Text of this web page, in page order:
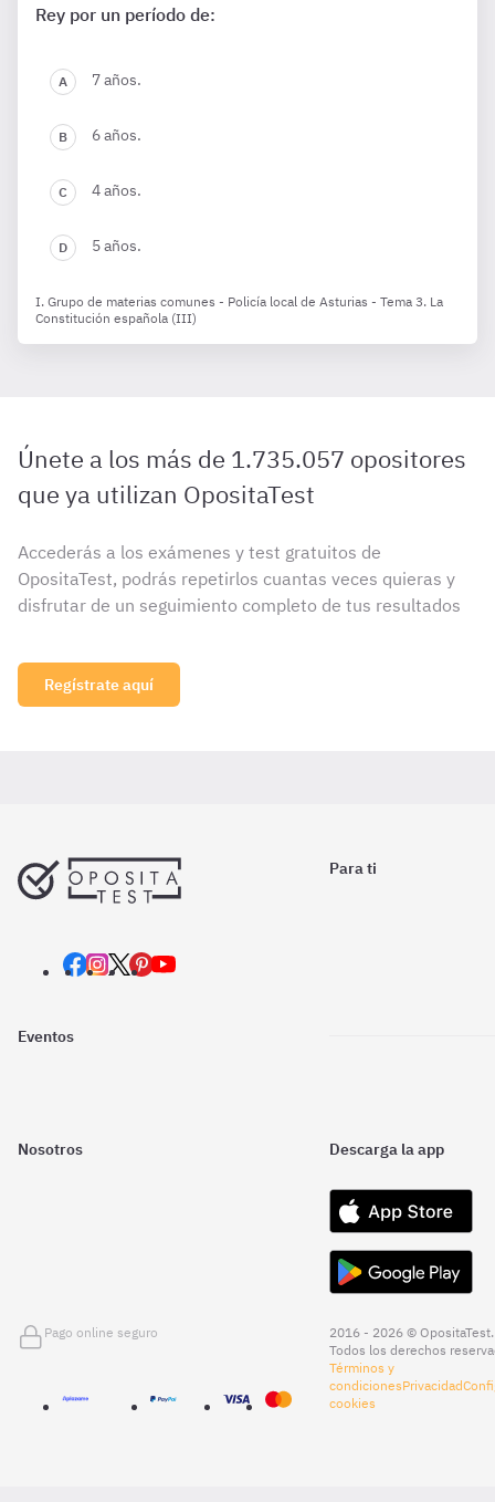
Rey por un período de:
7 años.
6 años.
4 años.
5 años.
I. Grupo de materias comunes - Policía local de Asturias - Tema 3. La
Constitución española (III)
Únete a los más de 1.735.057 opositores
que ya utilizan OpositaTest
Accederás a los exámenes y test gratuitos de
OpositaTest, podrás repetirlos cuantas veces quieras y
disfrutar de un seguimiento completo de tus resultados
Regístrate aquí
Para ti
Eventos
Nosotros Descarga la app
Pago online seguro
2016 - 2026 © OpositaTest.
Todos los derechos
Términos y
condicionesPrivacidad
cookies